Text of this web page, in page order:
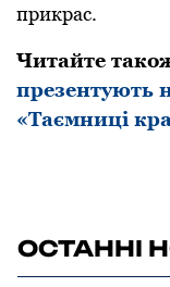
прикрaс.
Читайте
презентують
«Таємниці
ОСТАННІ